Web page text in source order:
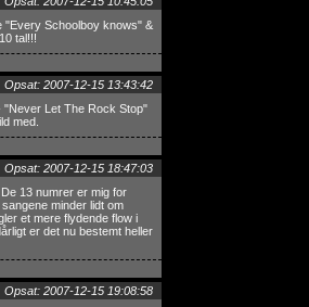
"Every Schoolboy knows" &
tal!!!
Opsat: 2007-12-15 13:43:42
Let The Rock Stop"
med.
Opsat: 2007-12-15 18:47:03
13 numrer er mig for
minder lidt om
et mere flydende flow i
er det nu bestemt heller
Opsat: 2007-12-15 19:08:58